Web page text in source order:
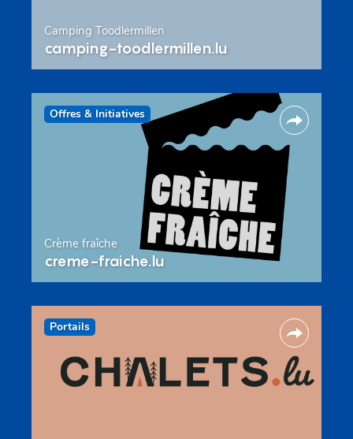
Camping Toodlermillen
camping-toodlermillen.lu
Offres & Initiatives
Crème fraîche
creme-fraiche.lu
Portails